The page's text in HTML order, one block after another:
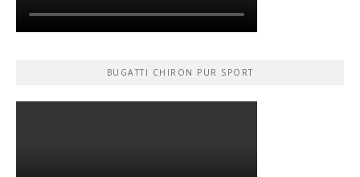
BUGATTI CHIRON PUR SPORT